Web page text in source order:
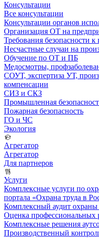
Консультации
Все консультации
Консультации органов
Организация ОТ на
Требования безопасности
Несчастные случаи на
Обучение по ОТ и ПБ
Медосмотры,
СОУТ, экспертиза УТ,
компенсации
СИЗ и СКЗ
Промышленная
Пожарная безопасность
ГО и ЧС
Экология
Агрегатор
Агрегатор
Для партнеров
Услуги
Комплексные услуги по
портала «Охрана труда в
Комплексный аудит
Оценка
Комплексные решения
Производственный